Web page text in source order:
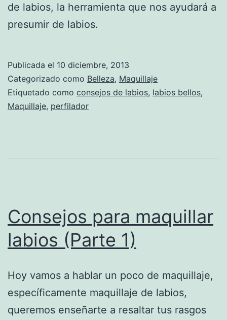
de labios, la herramienta que nos ayudará a
presumir de labios.
Publicada el 10 diciembre, 2013
Categorizado como Belleza, Maquillaje
Etiquetado como consejos de labios, labios bellos,
Maquillaje, perfilador
Consejos para maquillar
labios (Parte 1)
Hoy vamos a hablar un poco de maquillaje,
específicamente maquillaje de labios,
queremos enseñarte a resaltar tus rasgos